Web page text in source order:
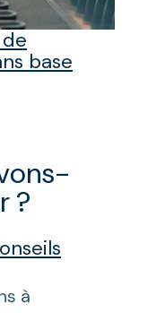
base
?
à